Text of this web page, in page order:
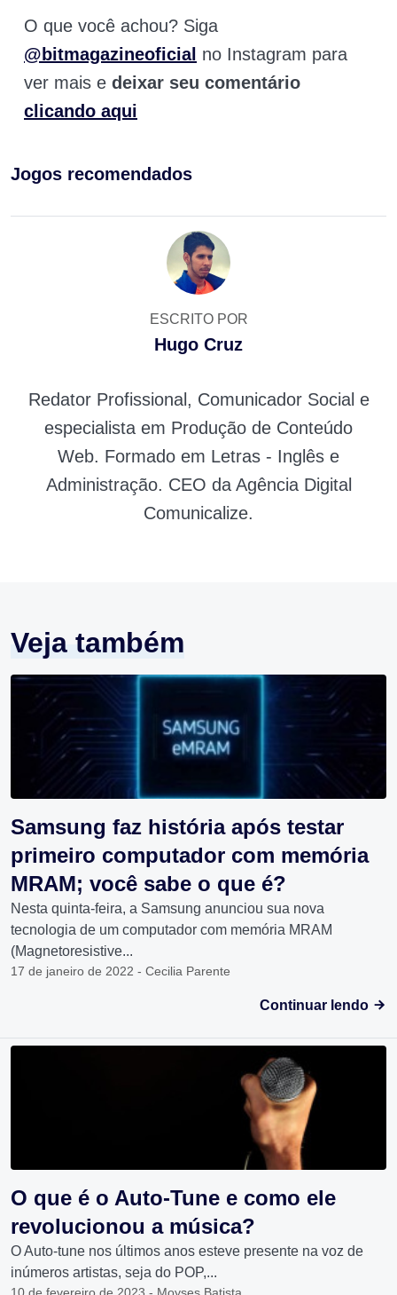
O que você achou? Siga
@bitmagazineoficial no Instagram para
ver mais e deixar seu comentário
clicando aqui
Jogos recomendados
ESCRITO POR
Hugo Cruz
Redator Profissional, Comunicador Social e
especialista em Produção de Conteúdo
Web. Formado em Letras - Inglês e
Administração. CEO da Agência Digital
Comunicalize.
Veja também
Samsung faz história após testar
primeiro computador com memória
MRAM; você sabe o que é?
Nesta quinta-feira, a Samsung anunciou sua nova
tecnologia de um computador com memória MRAM
(Magnetoresistive...
17 de janeiro de 2022 - Cecilia Parente
Continuar lendo
O que é o Auto-Tune e como ele
revolucionou a música?
O Auto-tune nos últimos anos esteve presente na voz de
inúmeros artistas, seja do POP,...